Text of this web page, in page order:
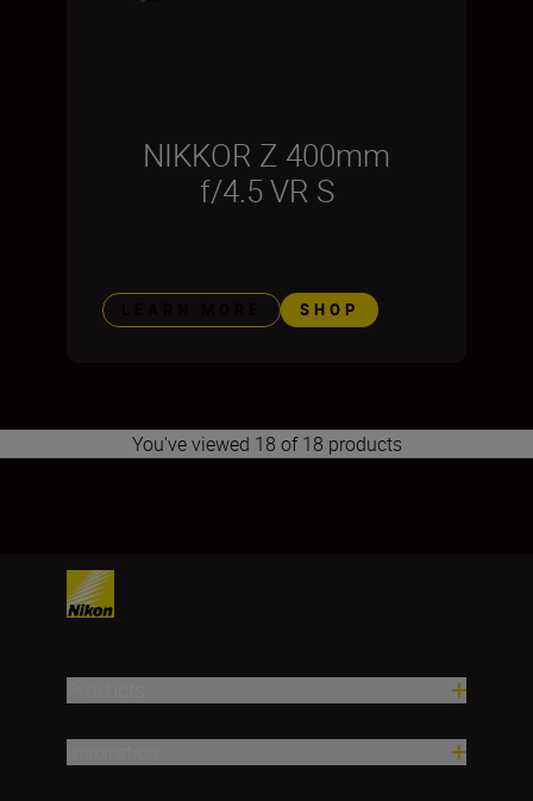
NIKKOR Z 400mm
f/4.5 VR S
SHOP
You've viewed 18 of 18 products